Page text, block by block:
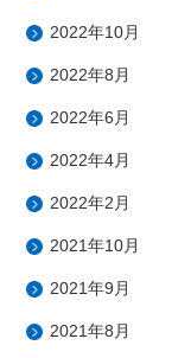
2022年10月
2022年8月
2022年6月
2022年4月
2022年2月
2021年10月
2021年9月
2021年8月